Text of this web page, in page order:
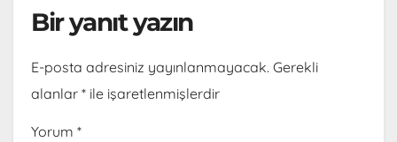
Bir yanıt yazın
E-posta adresiniz yayınlanmayacak. Gerekli
alanlar * ile işaretlenmişlerdir
Yorum *